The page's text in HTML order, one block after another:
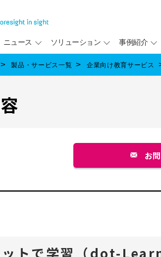
ニュース ソリューション 事例紹介
製品・サービス一覧 企業向け教育サービス
お
ットで学習（dot-